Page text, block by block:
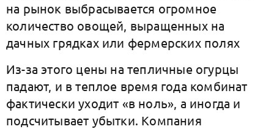
на рынок выбрасывается огромное
количество овощей, выращенных на
дачных грядках или фермерских полях
Из-за этого цены на тепличные огурцы
падают, и в теплое время года комбинат
фактически уходит «в ноль», а иногда и
подсчитывает убытки. Компания